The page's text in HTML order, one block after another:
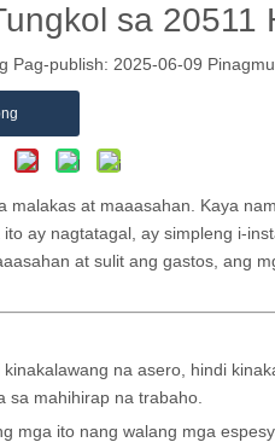
sa 20511
publish: 2025-06-09
at maaasahan. Kaya
ay nagtatagal, ay simpleng i-
at sulit ang gastos, ang
na asero, hindi
sa mahihirap na trabaho.
mga ito nang walang mga